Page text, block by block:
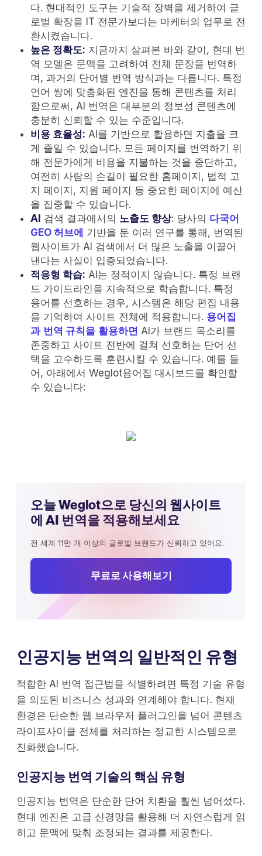
다. 현대적인 도구는 기술적 장벽을 제거하여 글
로벌 확장을 IT 전문가보다는 마케터의 업무로 전
환시켰습니다.
높은 정확도: 지금까지 살펴본 바와 같이, 현대 번
역 모델은 문맥을 고려하여 전체 문장을 번역하
며, 과거의 단어별 번역 방식과는 다릅니다. 특정
언어 쌍에 맞춤화된 엔진을 통해 콘텐츠를 처리
함으로써, AI 번역은 대부분의 정보성 콘텐츠에
충분히 신뢰할 수 있는 수준입니다.
비용 효율성: AI를 기반으로 활용하면 지출을 크
게 줄일 수 있습니다. 모든 페이지를 번역하기 위
해 전문가에게 비용을 지불하는 것을 중단하고,
여전히 사람의 손길이 필요한 홈페이지, 법적 고
지 페이지, 지원 페이지 등 중요한 페이지에 예산
을 집중할 수 있습니다.
AI 검색 결과에서의 노출도 향상: 당사의 다국어
GEO 허브에 기반을 둔 여러 연구를 통해, 번역된
웹사이트가 AI 검색에서 더 많은 노출을 이끌어
낸다는 사실이 입증되었습니다.
적응형 학습: AI는 정적이지 않습니다. 특정 브랜
드 가이드라인을 지속적으로 학습합니다. 특정
용어를 선호하는 경우, 시스템은 해당 편집 내용
을 기억하여 사이트 전체에 적용합니다. 용어집
과 번역 규칙을 활용하면 AI가 브랜드 목소리를
존중하고 사이트 전반에 걸쳐 선호하는 단어 선
택을 고수하도록 훈련시킬 수 있습니다. 예를 들
어, 아래에서 Weglot용어집 대시보드를 확인할
수 있습니다:
오늘 Weglot으로 당신의 웹사이트
에 AI 번역을 적용해보세요
전 세계 11만 개 이상의 글로벌 브랜드가 신뢰하고 있어요.
무료로 사용해보기
인공지능 번역의 일반적인 유형
적합한 AI 번역 접근법을 식별하려면 특정 기술 유형
을 의도된 비즈니스 성과와 연계해야 합니다. 현재
환경은 단순한 웹 브라우저 플러그인을 넘어 콘텐츠
라이프사이클 전체를 처리하는 정교한 시스템으로
진화했습니다.
인공지능 번역 기술의 핵심 유형
인공지능 번역은 단순한 단어 치환을 훨씬 넘어섰다.
현대 엔진은 고급 신경망을 활용해 더 자연스럽게 읽
히고 문맥에 맞춰 조정되는 결과를 제공한다.